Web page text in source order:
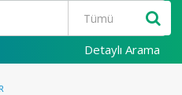
Detaylı Arama